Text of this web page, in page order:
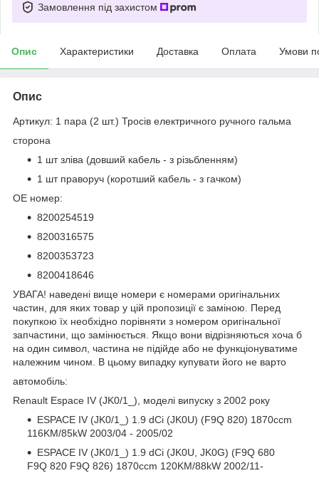
Замовлення під захистом
Опис Характеристики Доставка Оплата Умови
Опис
Артикул: 1 пара (2 шт.) Тросів електричного ручного гальма
сторона
1 шт зліва (довший кабель - з різьбленням)
1 шт праворуч (коротший кабель - з гачком)
OE номер:
8200254519
8200316575
8200353723
8200418646
УВАГА! наведені вище номери є номерами оригінальних
частин, для яких товар у цій пропозиції є заміною. Перед
покупкою їх необхідно порівняти з номером оригінальної
запчастини, що замінюється. Якщо вони відрізняються хоча б
на один символ, частина не підійде або не функціонуватиме
належним чином. В цьому випадку купувати його не варто
автомобіль:
Renault Espace IV (JK0/1_), моделі випуску з 2002 року
ESPACE IV (JK0/1_) 1.9 dCi (JK0U) (F9Q 820) 1870ccm
116KM/85kW 2003/04 - 2005/02
ESPACE IV (JK0/1_) 1.9 dCi (JK0U, JK0G) (F9Q 680
F9Q 820 F9Q 826) 1870ccm 120KM/88kW 2002/11-